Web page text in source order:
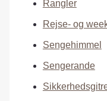
Rangler
Rejse- og
Sengehimmel
Sengerande